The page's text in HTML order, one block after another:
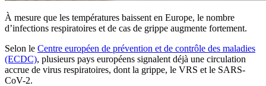
À mesure que les températures baissent en Europe, le nombre
d’infections respiratoires et de cas de grippe augmente fortement.
Selon le Centre européen de prévention et de contrôle des maladies
(ECDC), plusieurs pays européens signalent déjà une circulation
accrue de virus respiratoires, dont la grippe, le VRS et le SARS-
CoV-2.